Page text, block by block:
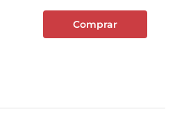
Comprar